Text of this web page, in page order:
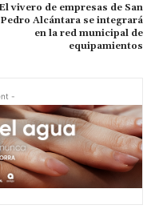
El vivero de empresas de San
Pedro Alcántara se integrará
en la red municipal de
equipamientos
-